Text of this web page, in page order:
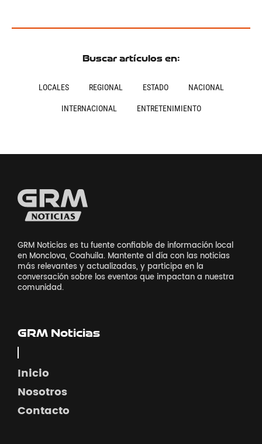
Buscar artículos en:
LOCALES REGIONAL ESTADO NACIONAL
INTERNACIONAL ENTRETENIMIENTO
GRM Noticias es tu fuente confiable de información local
en Monclova, Coahuila. Mantente al día con las noticias
más relevantes y actualizadas, y participa en la
conversación sobre los eventos que impactan a nuestra
comunidad.
GRM Noticias
Inicio
Nosotros
Contacto